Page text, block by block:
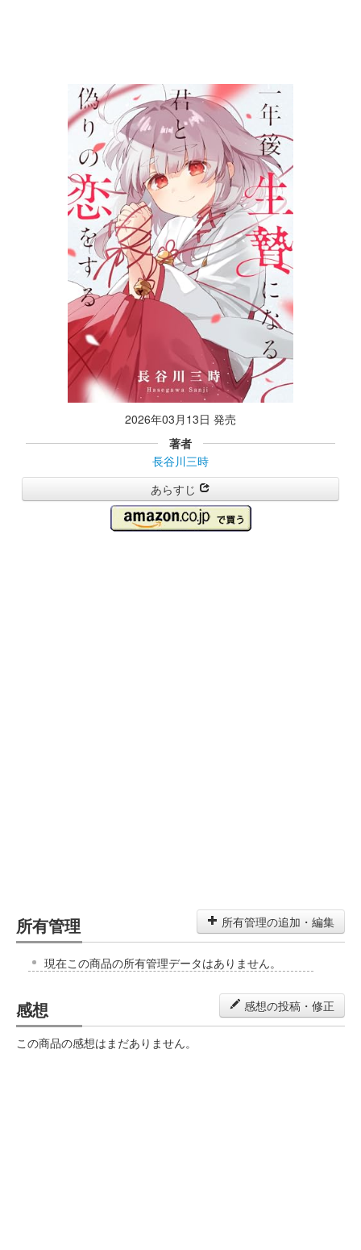
2026年03月13日 発売
著者
長谷川三時
あらすじ
所有管理 所有管理の追加・編集
現在この商品の所有管理データはありません。
感想 感想の投稿・修正
この商品の感想はまだありません。